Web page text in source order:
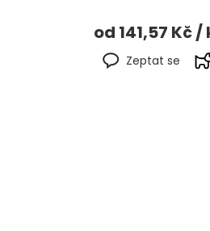
od 141,57 Kč/
Zeptat se